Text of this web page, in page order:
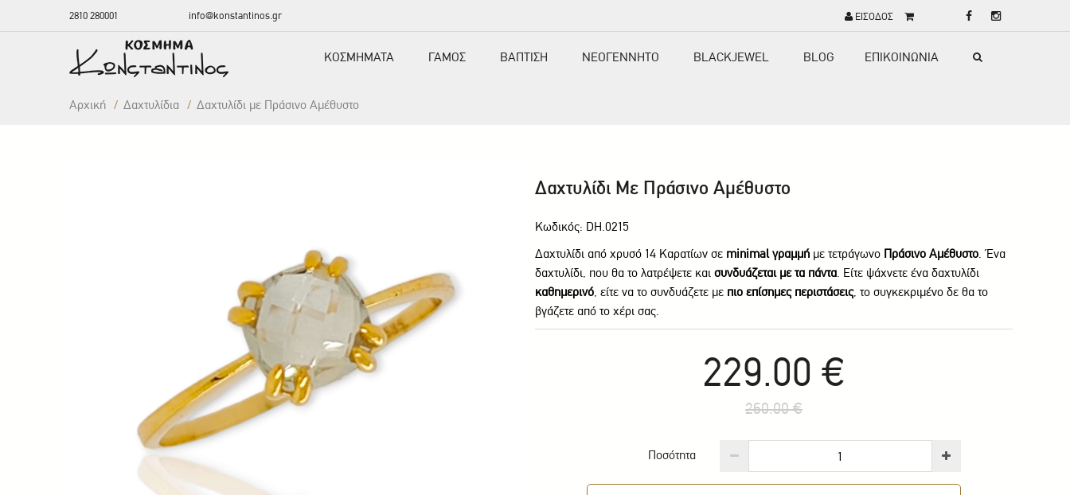
2810 280001 info@konstantinos.gr ΕΙΣΟΔΟΣ
ΚΟΣΜΗΜΑΤΑ ΓΑΜΟΣ ΒΑΠΤΙΣΗ ΝΕΟΓΕΝΝΗΤΟ BLACKJEWEL BLOG ΕΠΙΚΟΙΝΩΝΙΑ
Αρχική / Δαxτυλίδια / Δαχτυλίδι με Πράσινο Αμέθυστο
Δαχτυλίδι Με Πράσινο Αμέθυστο
Κωδικός: DH.0215
Δαχτυλίδι από χρυσό 14 Καρατίων σε minimal γραμμή με τετράγωνο Πράσινο Αμέθυστο . Ένα
δαχτυλίδι, που θα το λατρέψετε και συνδυάζεται με τα πάντα . Είτε ψάχνετε ένα δαχτυλίδι
καθημερινό , είτε να το συνδυάζετε με πιο επίσημες περιστάσεις, το συγκεκριμένο δε θα το
βγάζετε από το χέρι σας.
229.00 €
260.00 €
Ποσότητα